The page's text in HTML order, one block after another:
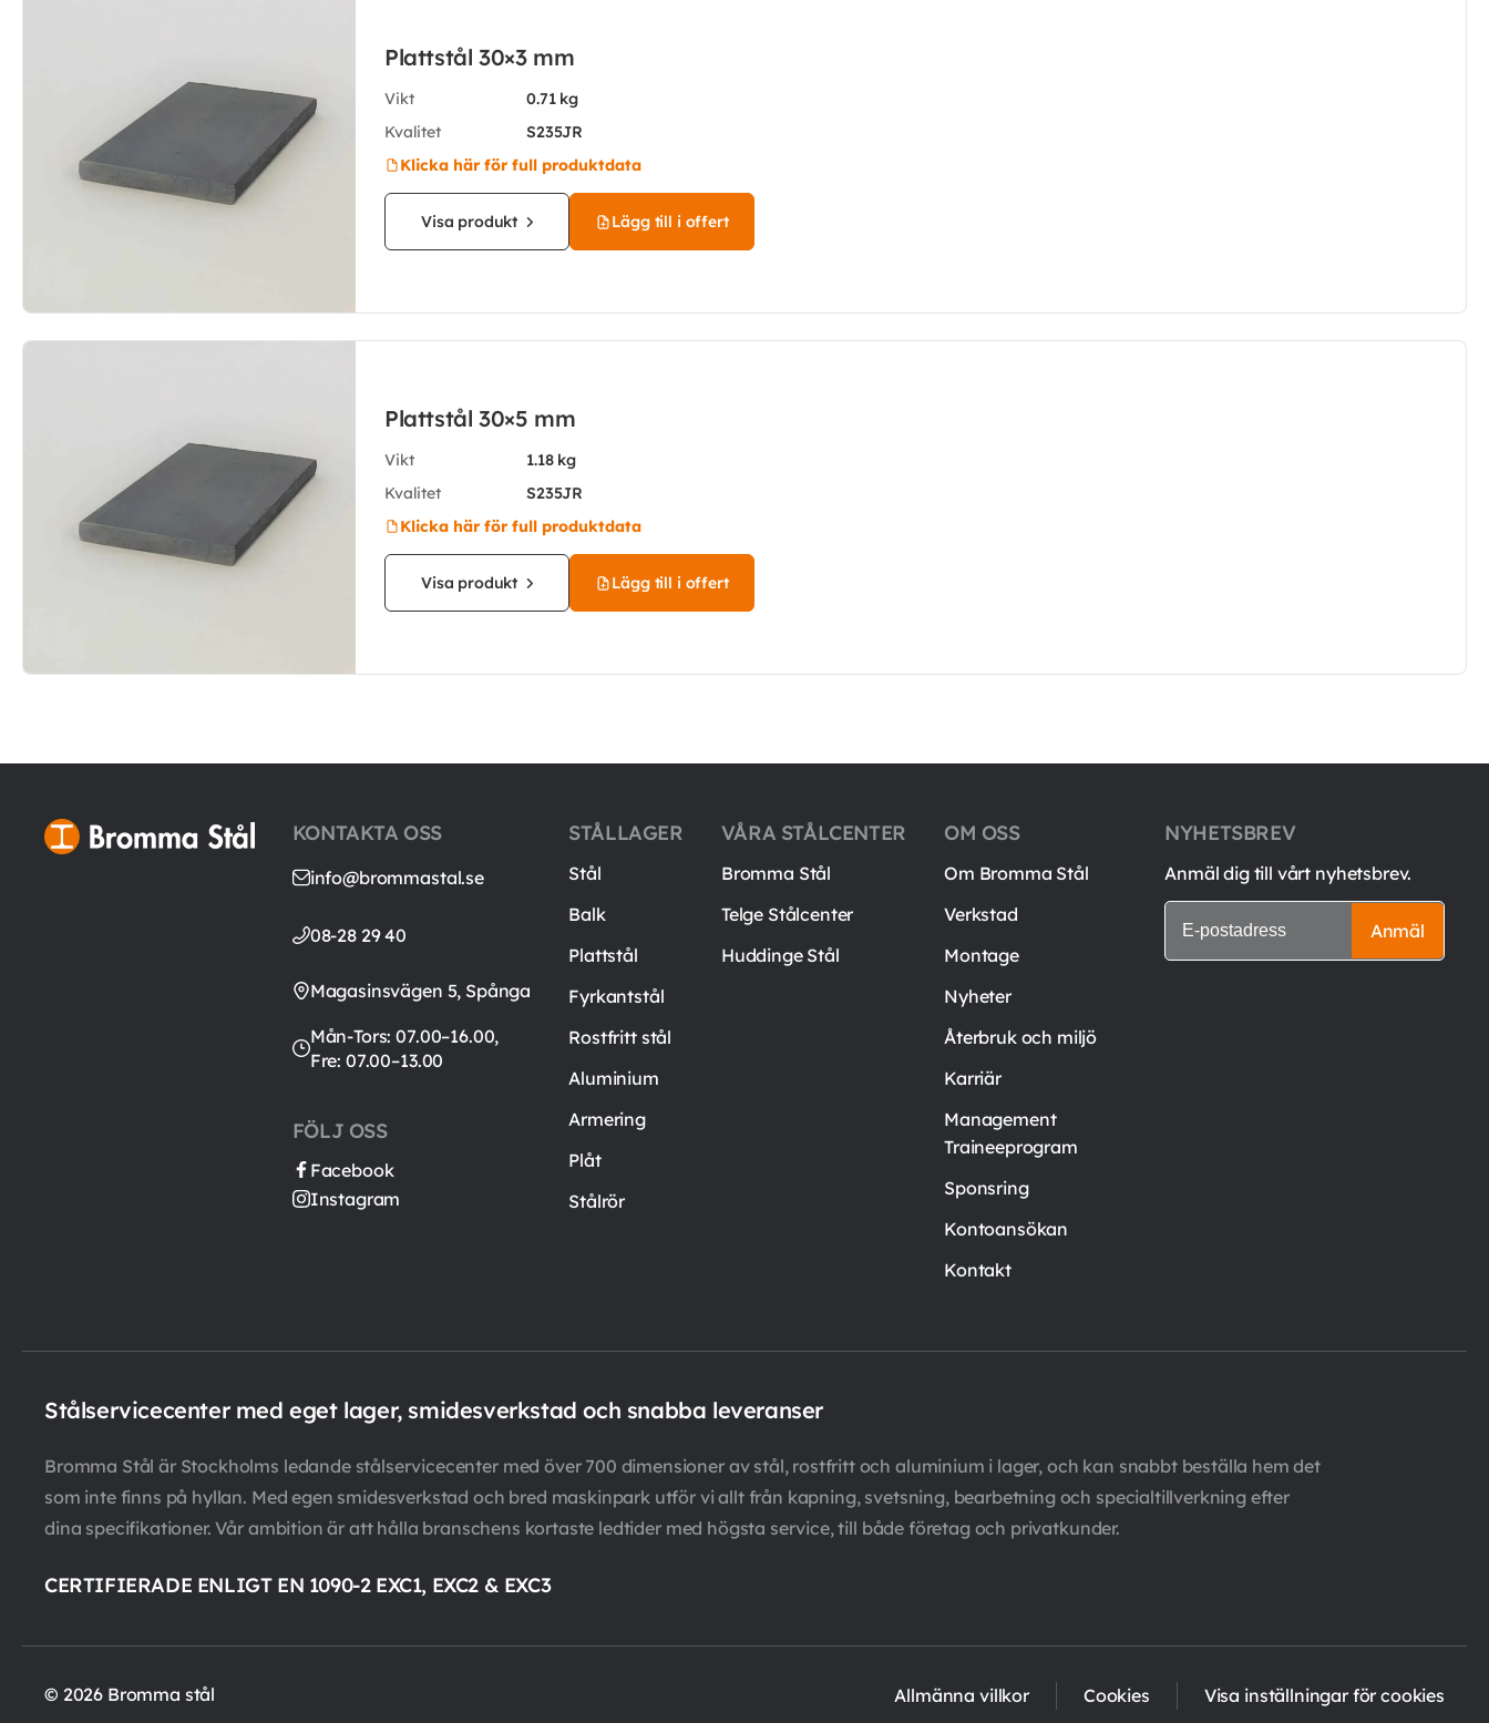
Plattstål 30×3 mm
Vikt
0.71 kg
Kvalitet
S235JR
Klicka här för full produktdata
Visa produkt Lägg till i offert
Plattstål 30×5 mm
Vikt
1.18 kg
Kvalitet
S235JR
Klicka här för full produktdata
Visa produkt Lägg till i offert
KONTAKTA OSS
info@brommastal.se
08-28 29 40
Magasinsvägen 5, Spånga
Mån-Tors: 07.00–16.00,
Fre: 07.00–13.00
FÖLJ OSS
Facebook
Instagram
STÅLLAGER
Stål
Balk
Plattstål
Fyrkantstål
Rostfritt stål
Aluminium
Armering
Plåt
Stålrör
VÅRA STÅLCENTER
Bromma Stål
Telge Stålcenter
Huddinge Stål
OM OSS
Om Bromma Stål
Verkstad
Montage
Nyheter
Återbruk och miljö
Karriär
Management
Traineeprogram
Sponsring
Kontoansökan
Kontakt
NYHETSBREV
Anmäl dig till vårt nyhetsbrev.
Anmäl
Stålservicecenter med eget lager, smidesverkstad och snabba leveranser
Bromma Stål är Stockholms ledande stålservicecenter med över 700 dimensioner av stål, rostfritt och aluminium i lager, och kan snabbt beställa hem det
som inte finns på hyllan. Med egen smidesverkstad och bred maskinpark utför vi allt från kapning, svetsning, bearbetning och specialtillverkning efter
dina specifikationer. Vår ambition är att hålla branschens kortaste ledtider med högsta service, till både företag och privatkunder.
CERTIFIERADE ENLIGT EN 1090-2 EXC1, EXC2 & EXC3
© 2026 Bromma stål Allmänna villkor Cookies Visa inställningar för cookies